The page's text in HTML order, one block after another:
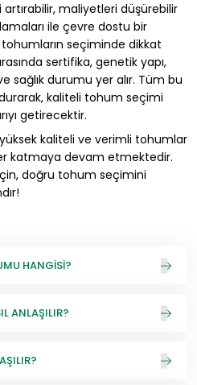
maliyetleri düşürebilir
ile çevre dostu bir
seçiminde dikkat
sertifika, genetik yapı,
sağlık durumu yer alır. Tüm bu
kaliteli tohum seçimi
getirecektir.
kaliteli ve verimli tohumlar
katmaya devam etmektedir.
doğru tohum seçimini
HANGISI?
ANLAŞILIR?